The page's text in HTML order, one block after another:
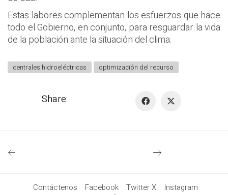
Estas labores complementan los esfuerzos que hace
todo el Gobierno, en conjunto, para resguardar la vida
de la población ante la situación del clima.
centrales hidroeléctricas optimización del recurso
Share:
Contáctenos Facebook Twitter X Instagram